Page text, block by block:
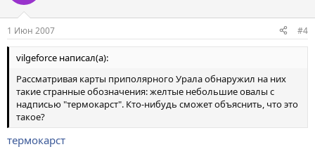
1 Июн 2007 #4
vilgeforce написал(а):
Рассматривая карты приполярного Урала обнаружил на них
такие странные обозначения: желтые небольшие овалы с
надписью "термокарст". Кто-нибудь сможет объяснить, что это
такое?
термокарст